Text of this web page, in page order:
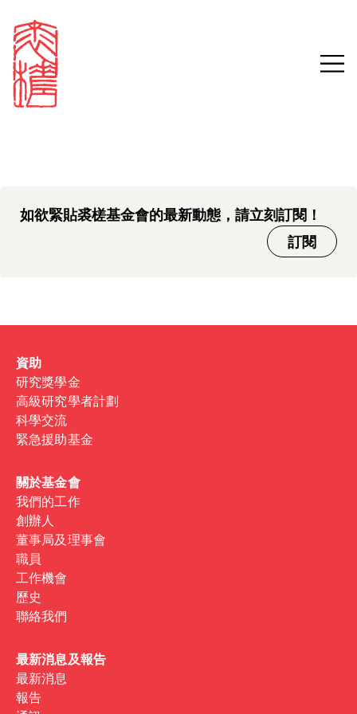
Sign in
Email
Search our stories,
awards, events and
中文版本頁面即將推出，敬請
期待。
如欲緊貼裘槎基金會的最新動態，請立刻訂閱！
訂閱
資助
研究獎學金
高級研究學者計劃
科學交流
緊急援助基金
關於基金會
我們的工作
創辦人
董事局及理事會
職員
工作機會
歷史
聯絡我們
最新消息及報告
最新消息
報告